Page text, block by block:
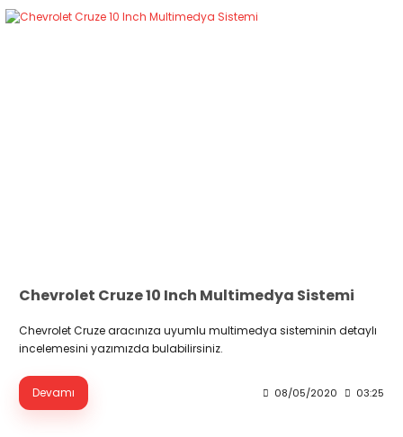
Chevrolet Cruze 10 Inch Multimedya Sistemi
Chevrolet Cruze aracınıza uyumlu multimedya sisteminin detaylı
incelemesini yazımızda bulabilirsiniz.
Devamı 08/05/2020 03:25